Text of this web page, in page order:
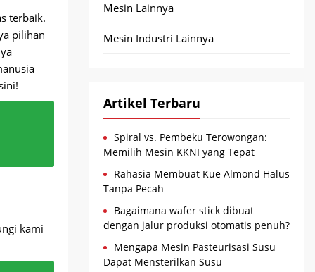
terbaik.
pilihan
kami
Mesin Lainnya
Mesin Industri Lainnya
Artikel Terbaru
Spiral vs. Pembeku Terowongan:
Memilih Mesin KKNI yang Tepat
Rahasia Membuat Kue Almond Halus
Tanpa Pecah
Bagaimana wafer stick dibuat
dengan jalur produksi otomatis penuh?
Mengapa Mesin Pasteurisasi Susu
Dapat Mensterilkan Susu